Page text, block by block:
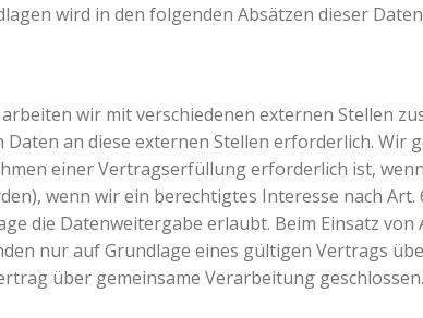
wird in den folgenden Absätzen dieser
wir mit verschiedenen externen Stellen
an diese externen Stellen erforderlich. Wir
einer Vertragserfüllung erforderlich ist,
wenn wir ein berechtigtes Interesse nach Art.
die Datenweitergabe erlaubt. Beim Einsatz
nur auf Grundlage eines gültigen Vertrags
über gemeinsame Verarbeitung geschlossen.